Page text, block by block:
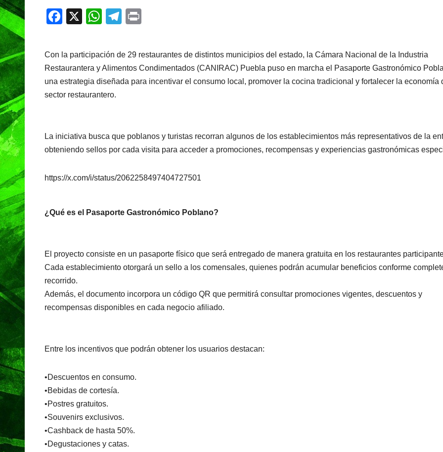
F
c
e
b
o
X
W
at
s
A
p
T
e
gr
a
Con la participación de 29 restaurantes de distintos municipios del estado, la Cámara Nacional de la Industria
Restaurantera y Alimentos Condimentados (CANIRAC) Puebla puso en marcha el Pasaporte Gastronómico
una estrategia diseñada para incentivar el consumo local, promover la cocina tradicional y fortalecer la economía
sector restaurantero.
La iniciativa busca que poblanos y turistas recorran algunos de los establecimientos más representativos de la
obteniendo sellos por cada visita para acceder a promociones, recompensas y experiencias gastronómicas
https://x.com/i/status/2062258497404727501
¿Qué es el Pasaporte Gastronómico Poblano?
El proyecto consiste en un pasaporte físico que será entregado de manera gratuita en los restaurantes
Cada establecimiento otorgará un sello a los comensales, quienes podrán acumular beneficios conforme
recorrido.
Además, el documento incorpora un código QR que permitirá consultar promociones vigentes, descuentos y
recompensas disponibles en cada negocio afiliado.
Entre los incentivos que podrán obtener los usuarios destacan:
•Descuentos en consumo.
•Bebidas de cortesía.
•Postres gratuitos.
•Souvenirs exclusivos.
•Cashback de hasta 50%.
•Degustaciones y catas.
Café, el sabor
tradicional
que conquista
04/08/2026 VERÓNICA
lanzan
30/07/2026